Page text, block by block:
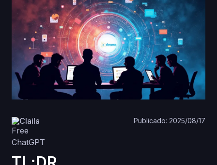
Claila Publicado: 2025/08/17